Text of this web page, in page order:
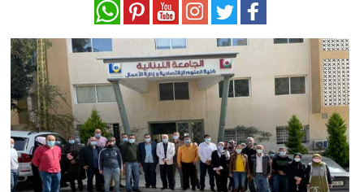
سياحة
وسفر
ديكور
أخبار